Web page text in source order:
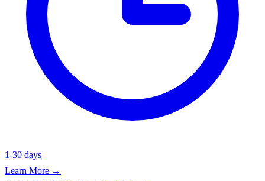
1-30 days
Learn More →